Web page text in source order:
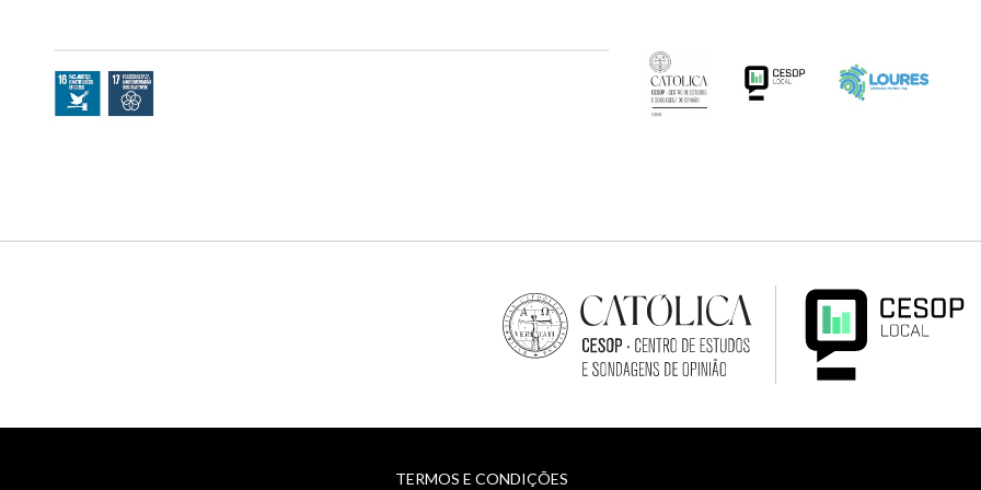
TERMOS E CONDIÇÕES